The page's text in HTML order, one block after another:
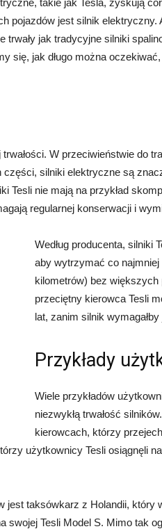
takie jak Tesla, zyskują
pojazdów jest silnik elektryczny.
trwały jak tradycyjne silniki
się, jak długo można oczekiwać,
W przeciwieństwie do
silniki elektryczne są
Tesli nie mają na przykład
regularnej konserwacji i
Według producenta, silniki
aby wytrzymać co najmniej
kilometrów) bez
przeciętny kierowca Tesli
lat, zanim silnik
Przykłady
Wiele przykładów
niezwykłą trwałość
kierowcach, którzy
użytkownicy Tesli osiągnęli
jest taksówkarz z Holandii, który
swojej Tesli Model S. Mimo tak